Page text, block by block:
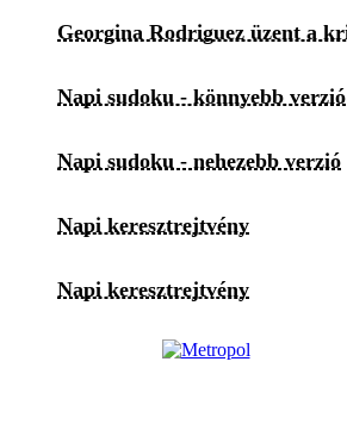
Georgina Rodriguez üzent a
Napi sudoku - könnyebb verzió
Napi sudoku - nehezebb verzió
Napi keresztrejtvény
Napi keresztrejtvény